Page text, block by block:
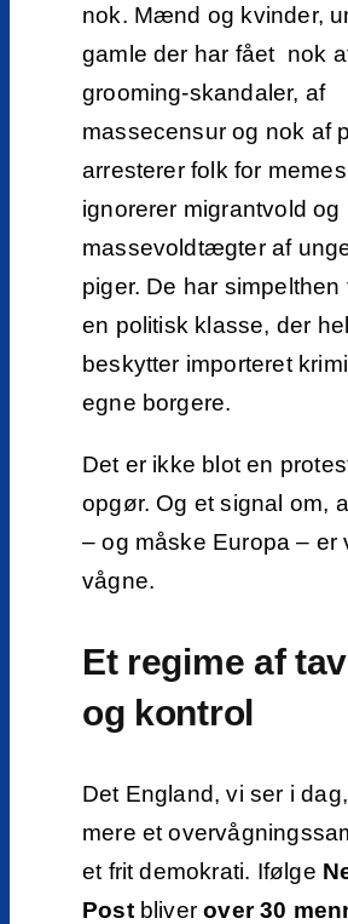
nok. Mænd og kvinder,
gamle der har fået nok
grooming-skandaler, af
massecensur og nok af
arresterer folk for
ignorerer migrantvold og
massevoldtægter af
piger. De har simpelthen
en politisk klasse, der
beskytter importeret
egne borgere.
Det er ikke blot en
opgør. Og et signal om,
– og måske Europa – er
vågne.
Et regime af
og kontrol
Det England, vi ser i
mere et
et frit demokrati. Ifølge
Postbliverover 30